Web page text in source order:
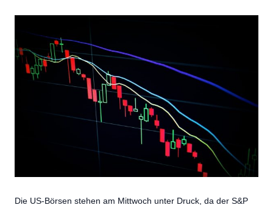
Die US-Börsen stehen am Mittwoch unter Druck, da der S&P